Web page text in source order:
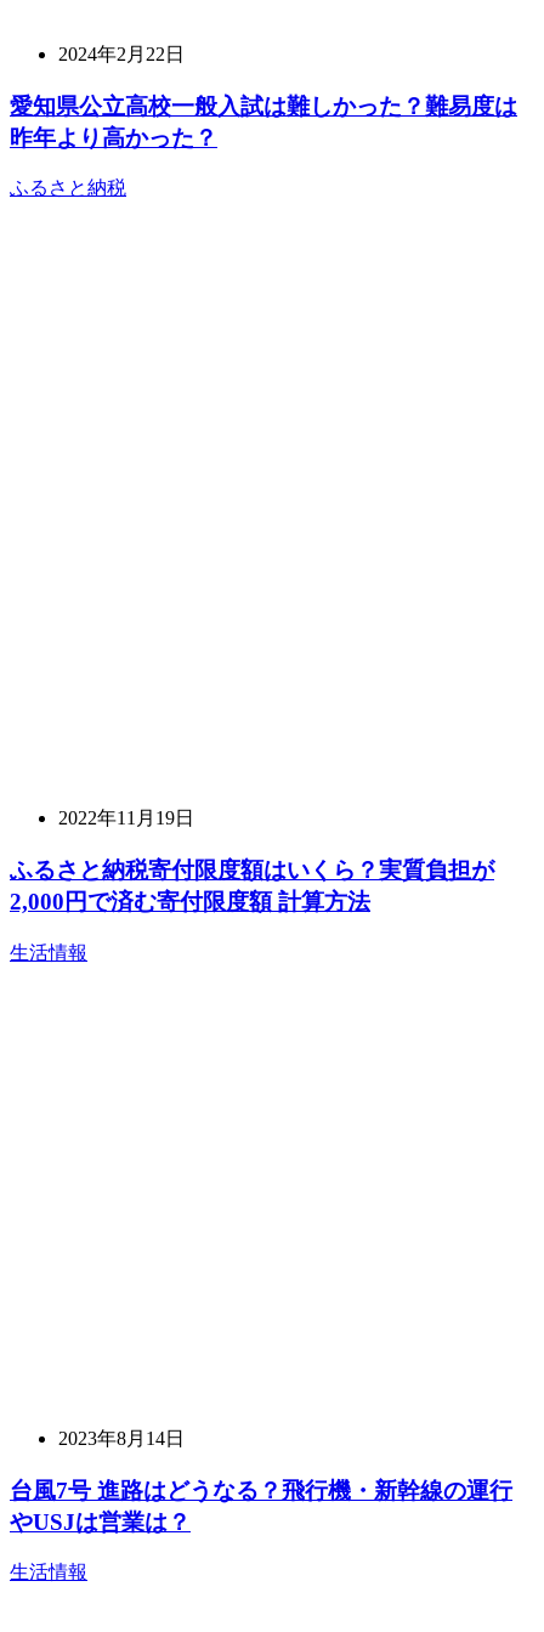
2024年2月22日
愛知県公立高校一般入試は難しかった？難易度は
昨年より高かった？
ふるさと納税
2022年11月19日
ふるさと納税寄付限度額はいくら？実質負担が
2,000円で済む寄付限度額 計算方法
生活情報
2023年8月14日
台風7号 進路はどうなる？飛行機・新幹線の運行
やUSJは営業は？
生活情報